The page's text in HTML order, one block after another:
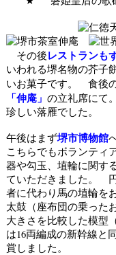
その後レストランも
いわれる堺名物の芥子
いお菓子です。 食後
「伸庵」 の立礼席にて。
珍しい落雁でした。
午後はまず堺市博物館
こちらでもボランティ
器や勾玉、埴輪に関す
ていただきました。
者に代わり馬の埴輪を
太鼓（座布団の乗った
大きさを比較した模型
は16両編成の新幹線と
賞しました。